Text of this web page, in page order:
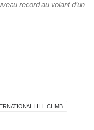
record au volant d’un
HILL CLIMB